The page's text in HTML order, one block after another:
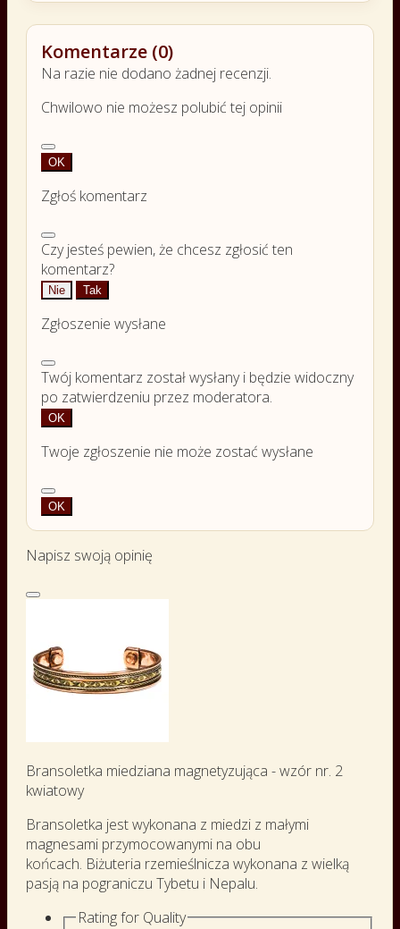
Komentarze (0)
Na razie nie dodano żadnej recenzji.
Chwilowo nie możesz polubić tej opinii
OK
Zgłoś komentarz
Czy jesteś pewien, że chcesz zgłosić ten
komentarz?
Nie Tak
Zgłoszenie wysłane
Twój komentarz został wysłany i będzie widoczny
po zatwierdzeniu przez moderatora.
OK
Twoje zgłoszenie nie może zostać wysłane
OK
Napisz swoją opinię
Bransoletka miedziana magnetyzująca - wzór nr. 2
kwiatowy
Bransoletka jest wykonana z miedzi z małymi
magnesami przymocowanymi na obu
końcach. Biżuteria rzemieślnicza wykonana z wielką
pasją na pograniczu Tybetu i Nepalu.
Rating for Quality